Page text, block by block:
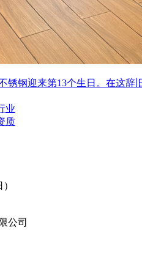
锈钢迎来第13个生日。在这
业
质
公司